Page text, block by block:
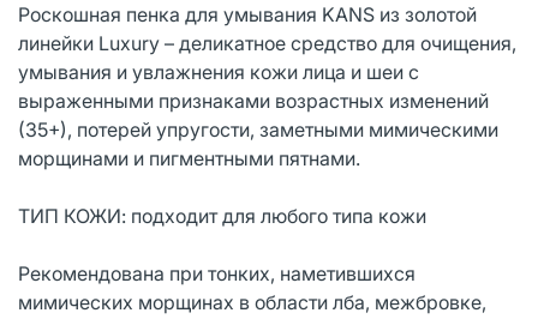
Роскошная пенка для умывания KANS из золотой
линейки Luxury – деликатное средство для очищения,
умывания и увлажнения кожи лица и шеи с
выраженными признаками возрастных изменений
(35+), потерей упругости, заметными мимическими
морщинами и пигментными пятнами.
ТИП КОЖИ: подходит для любого типа кожи
Рекомендована при тонких, наметившихся
мимических морщинах в области лба, межбровке,